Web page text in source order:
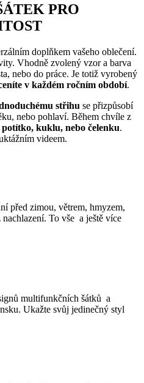
PRO
doplňkem vašeho oblečení.
Vhodně zvolený vzor a barva
nebo do práce. Je totiž vyrobený
v každém ročním období.
střihu se přizpůsobí
nebo pohlaví. Během chvíle z
potítko, kuklu, nebo čelenku.
videem.
před zimou, větrem, hmyzem,
To vše a ještě více
multifunkčních šátků a
Ukažte svůj jedinečný styl